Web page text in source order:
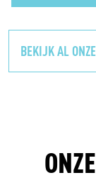
BEKIJK AL